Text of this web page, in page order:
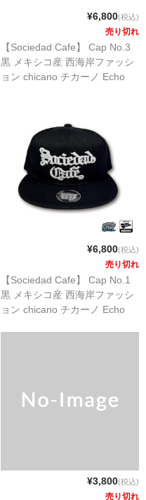
¥6,800(税込)
売り切れ
【Sociedad Cafe】 Cap No.3
黒 メキシコ産 西海岸ファッシ
ョン chicano チカーノ Echo
¥6,800(税込)
売り切れ
【Sociedad Cafe】 Cap No.1
黒 メキシコ産 西海岸ファッシ
ョン chicano チカーノ Echo
¥3,800(税込)
売り切れ